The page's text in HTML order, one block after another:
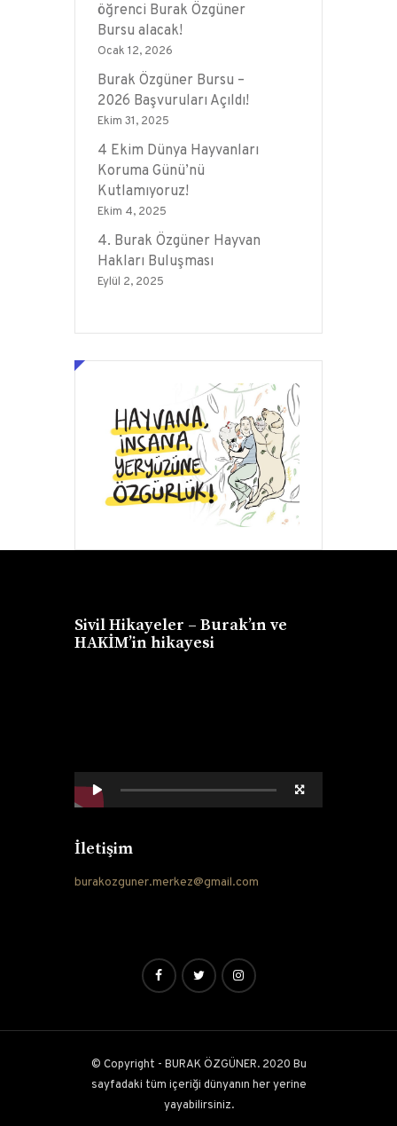
öğrenci Burak Özgüner
Bursu alacak!
Ocak 12, 2026
Burak Özgüner Bursu –
2026 Başvuruları Açıldı!
Ekim 31, 2025
4 Ekim Dünya Hayvanları
Koruma Günü’nü
Kutlamıyoruz!
Ekim 4, 2025
4. Burak Özgüner Hayvan
Hakları Buluşması
Eylül 2, 2025
Sivil Hikayeler – Burak’ın ve
HAKİM’in hikayesi
İletişim
burakozguner.merkez@gmail.com
© Copyright - BURAK ÖZGÜNER. 2020 Bu
sayfadaki tüm içeriği dünyanın her yerine
yayabilirsiniz.